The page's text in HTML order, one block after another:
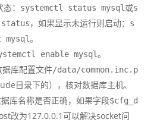
： systemctl status mysql或s
，如果显示未运行则启动：
s
。
enable mysql。
库配置文件/data/common.inc.p
目录下的），核对数据库主机、
库名称是否正确，如果字段$cfg_d
改为127.0.0.1可以解决socket问